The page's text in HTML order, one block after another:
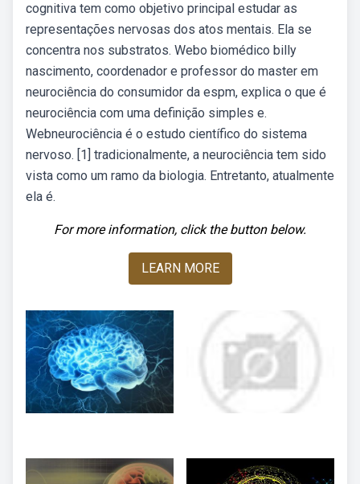
cognitiva tem como objetivo principal estudar as
representações nervosas dos atos mentais. Ela se
concentra nos substratos. Webo biomédico billy
nascimento, coordenador e professor do master em
neurociência do consumidor da espm, explica o que é
neurociência com uma definição simples e.
Webneurociência é o estudo científico do sistema
nervoso. [1] tradicionalmente, a neurociência tem sido
vista como um ramo da biologia. Entretanto, atualmente
ela é.
For more information, click the button below.
LEARN MORE